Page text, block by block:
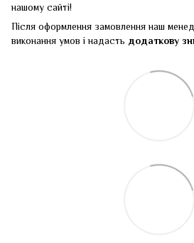
нашому сайті!
Після оформлення замовлення наш
виконання умов і надасть додаткову